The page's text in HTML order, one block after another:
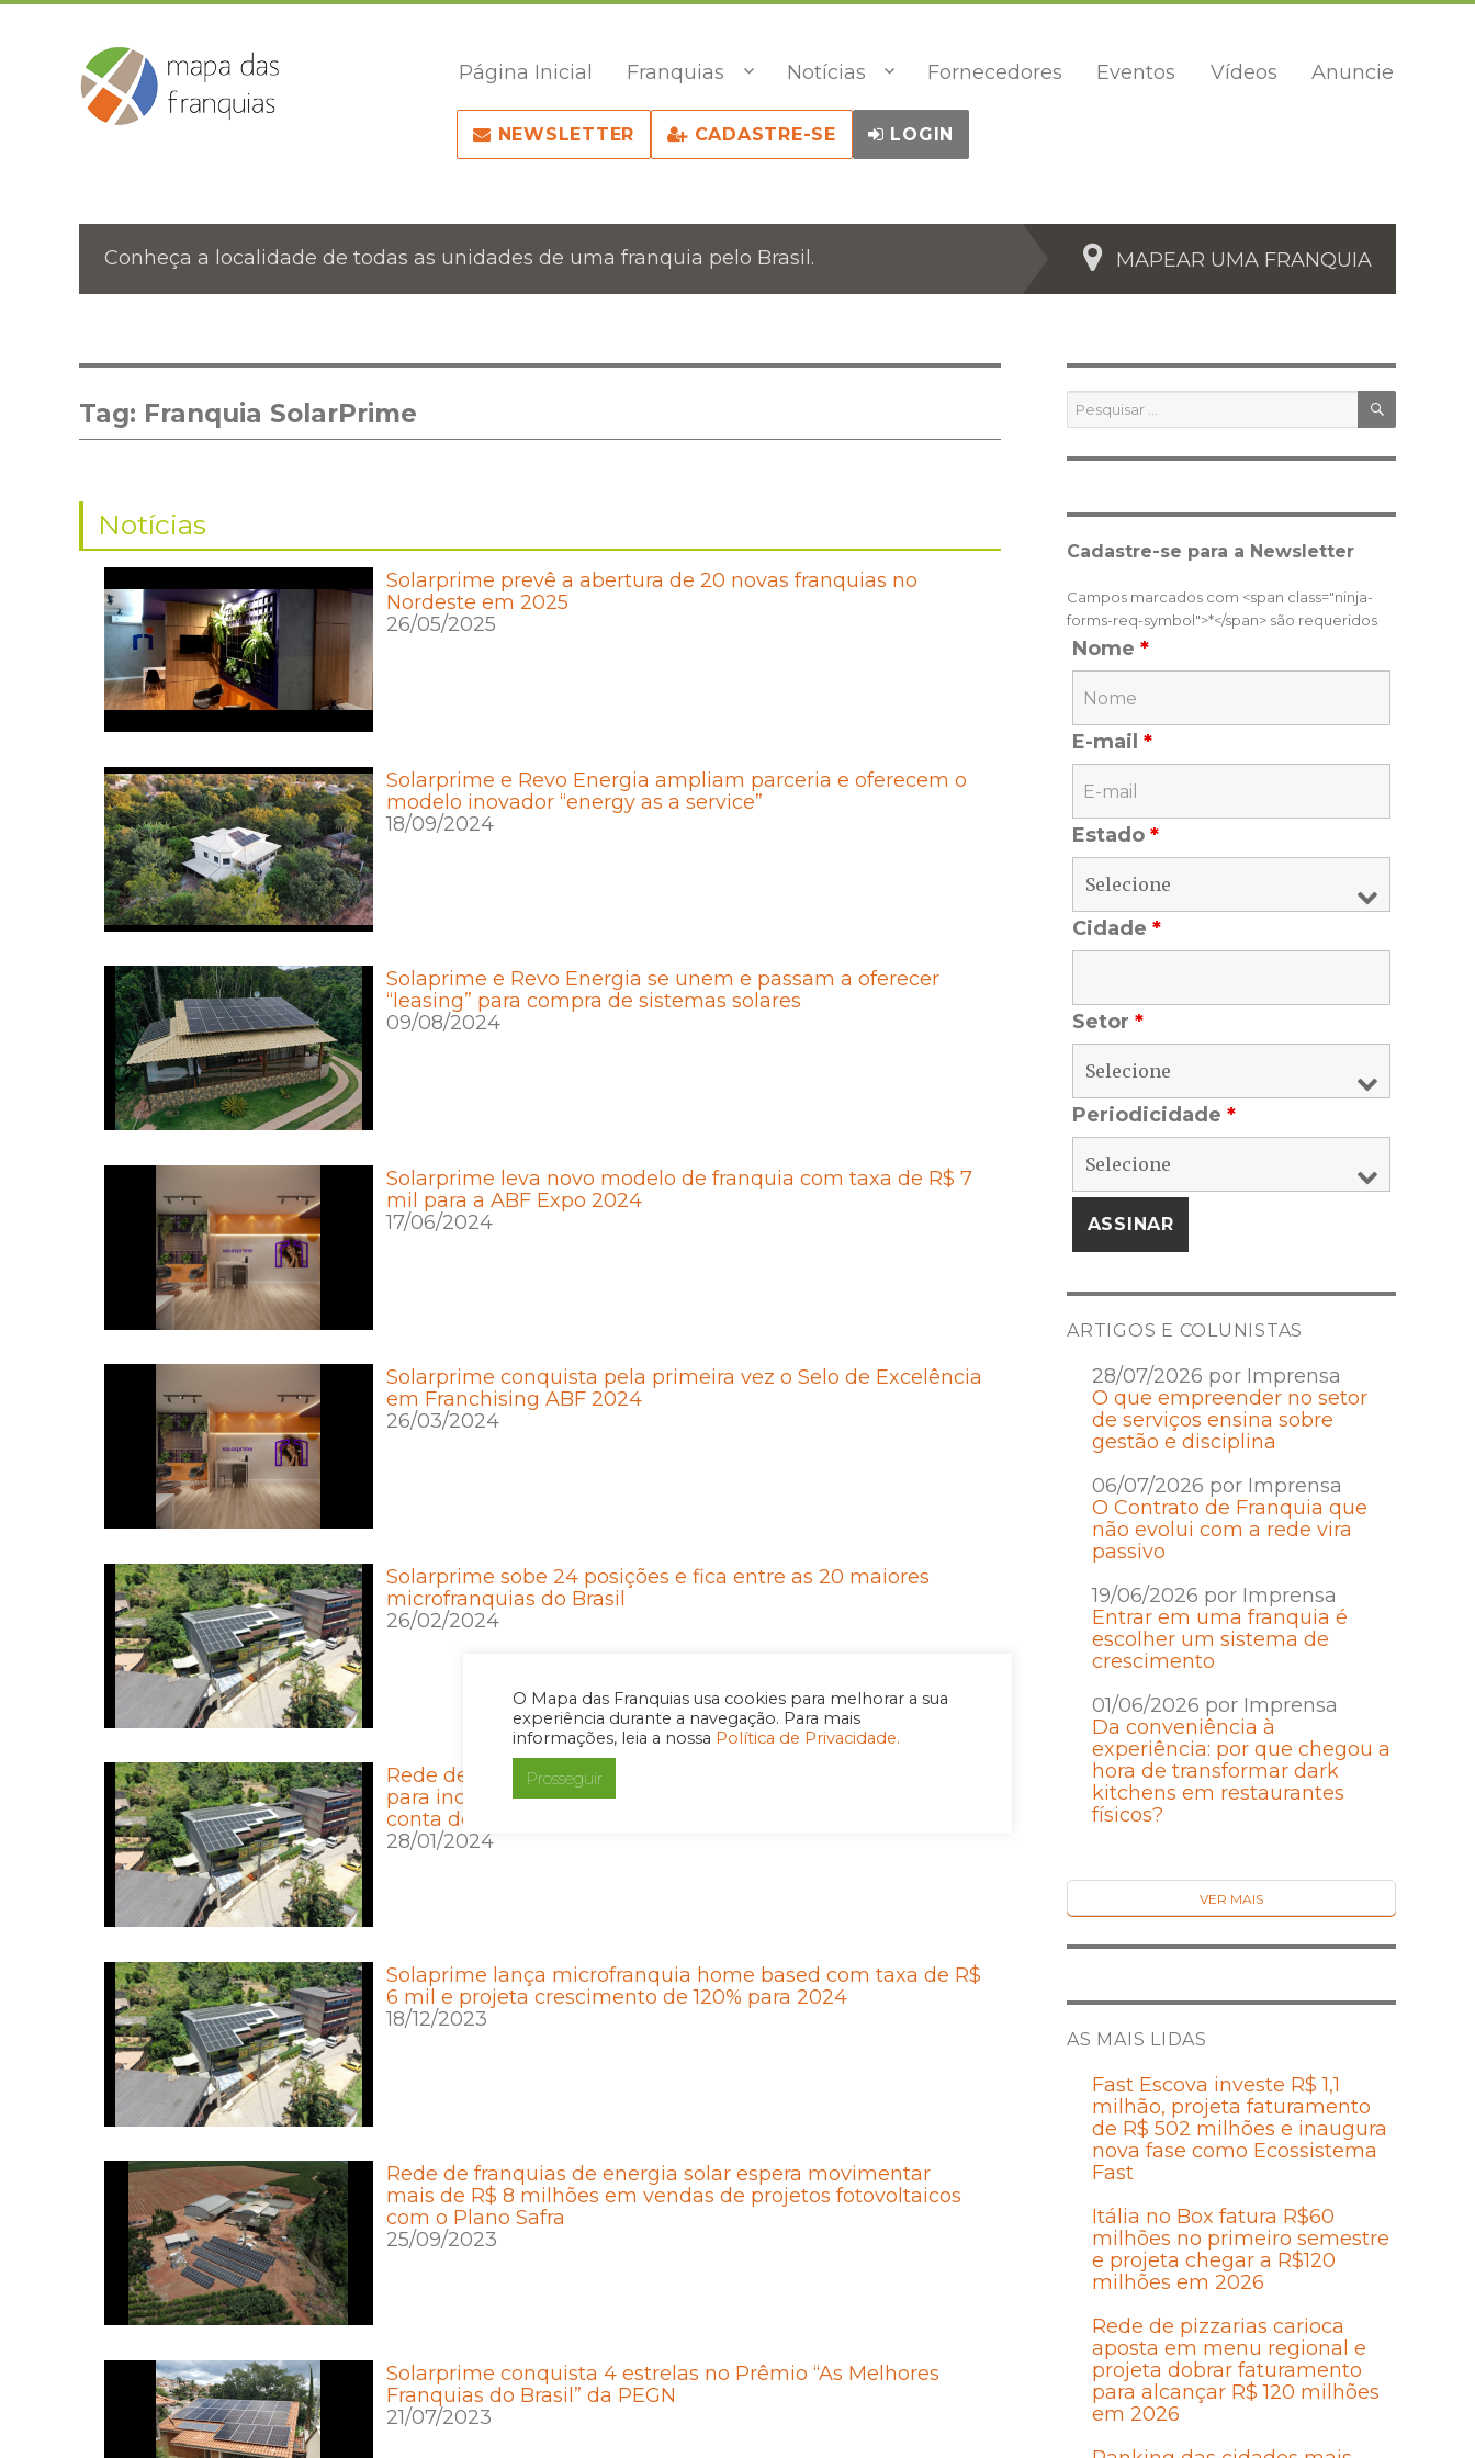
O Mapa das Franquias usa cookies para melhorar a sua
experiência durante a navegação. Para mais
informações, leia a nossa Política de Privacidade.
Prosseguir
Página Inicial Franquias Notícias Fornecedores Eventos Vídeos Anuncie
NEWSLETTER CADASTRE-SE LOGIN
Conheça a localidade de todas as unidades de uma franquia pelo Brasil. MAPEAR UMA FRANQUIA
Tag: Franquia SolarPrime
Notícias
Solarprime prevê a abertura de 20 novas franquias no
Nordeste em 2025
26/05/2025
Solarprime e Revo Energia ampliam parceria e oferecem o
modelo inovador “energy as a service”
18/09/2024
Solaprime e Revo Energia se unem e passam a oferecer
“leasing” para compra de sistemas solares
09/08/2024
Solarprime leva novo modelo de franquia com taxa de R$ 7
mil para a ABF Expo 2024
17/06/2024
Solarprime conquista pela primeira vez o Selo de Excelência
em Franchising ABF 2024
26/03/2024
Solarprime sobe 24 posições e fica entre as 20 maiores
microfranquias do Brasil
26/02/2024
Rede de franquias lança campanha “Onda de Economia”
para incentivar o uso de painéis solares e economia na
conta de luz
28/01/2024
Solaprime lança microfranquia home based com taxa de R$
6 mil e projeta crescimento de 120% para 2024
18/12/2023
Rede de franquias de energia solar espera movimentar
mais de R$ 8 milhões em vendas de projetos fotovoltaicos
com o Plano Safra
25/09/2023
Solarprime conquista 4 estrelas no Prêmio “As Melhores
Franquias do Brasil” da PEGN
21/07/2023
Pesquisar
por:
Cadastre-se para a Newsletter
Campos marcados com <span class="ninja-
forms-req-symbol">*</span> são requeridos
Nome *
E-mail *
Estado *
Cidade *
Setor *
Periodicidade *
ARTIGOS E COLUNISTAS
28/07/2026 por Imprensa
O que empreender no setor
de serviços ensina sobre
gestão e disciplina
06/07/2026 por Imprensa
O Contrato de Franquia que
não evolui com a rede vira
passivo
19/06/2026 por Imprensa
Entrar em uma franquia é
escolher um sistema de
crescimento
01/06/2026 por Imprensa
Da conveniência à
experiência: por que chegou a
hora de transformar dark
kitchens em restaurantes
físicos?
VER MAIS
AS MAIS LIDAS
Fast Escova investe R$ 1,1
milhão, projeta faturamento
de R$ 502 milhões e inaugura
nova fase como Ecossistema
Fast
Itália no Box fatura R$60
milhões no primeiro semestre
e projeta chegar a R$120
milhões em 2026
Rede de pizzarias carioca
aposta em menu regional e
projeta dobrar faturamento
para alcançar R$ 120 milhões
em 2026